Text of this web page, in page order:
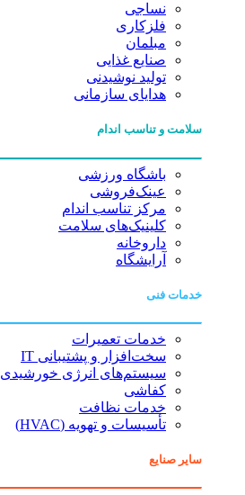
نساجی
فلزکاری
مبلمان
صنایع غذایی
تولید نوشیدنی
هدایای سازمانی
سلامت و تناسب اندام
باشگاه ورزشی
عینک‌فروشی
مرکز تناسب اندام
کلینیک‌های سلامت
داروخانه
آرایشگاه
خدمات فنی
خدمات تعمیرات
سخت‌افزار و پشتیبانی IT
سیستم‌های انرژی خورشیدی
کفاشی
خدمات نظافت
تأسیسات و تهویه (HVAC)
سایر صنایع